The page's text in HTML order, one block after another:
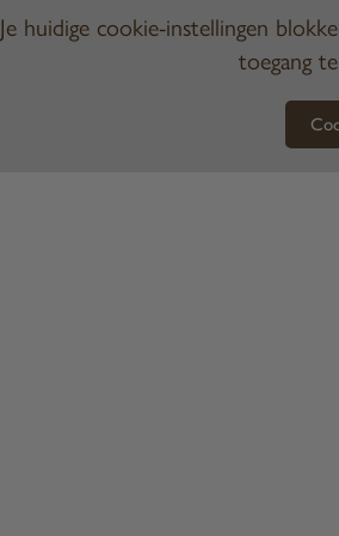
Je huidige cookie-instellingen
toegang